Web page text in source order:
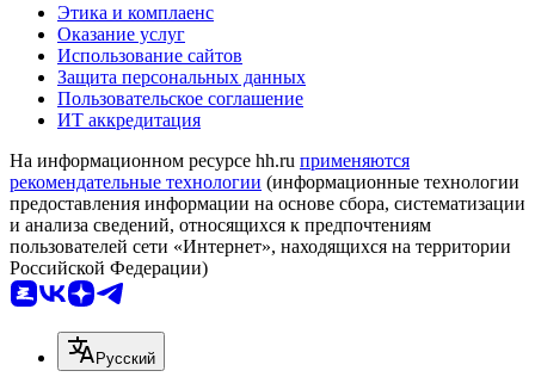
Этика и комплаенс
Оказание услуг
Использование сайтов
Защита персональных данных
Пользовательское соглашение
ИТ аккредитация
На информационном ресурсе hh.ru применяются
рекомендательные технологии (информационные технологии
предоставления информации на основе сбора, систематизации
и анализа сведений, относящихся к предпочтениям
пользователей сети «Интернет», находящихся на территории
Российской Федерации)
Русский